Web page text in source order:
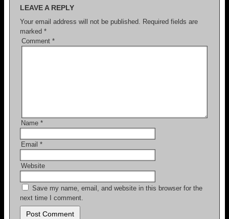
LEAVE A REPLY
Your email address will not be published. Required fields are
marked *
Comment *
Name *
Email *
Website
Save my name, email, and website in this browser for the
next time I comment.